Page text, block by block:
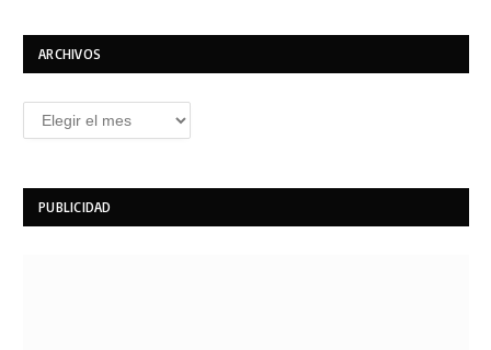
ARCHIVOS
Archivos
PUBLICIDAD